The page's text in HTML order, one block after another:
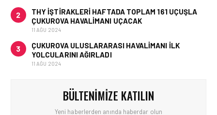
2
THY IŞTIRAKLERI HAFTADA TOPLAM 161 UÇUŞLA
ÇUKUROVA HAVALIMANI UÇACAK
11 AĞU 2024
3
ÇUKUROVA ULUSLARARASI HAVALIMANI İLK
YOLCULARINI AĞIRLADI
11 AĞU 2024
BÜLTENIMIZE KATILIN
Yeni haberlerden anında haberdar olun